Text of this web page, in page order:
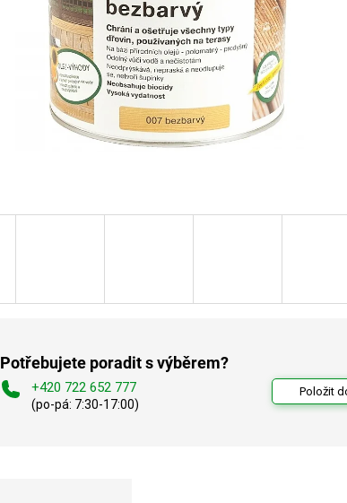
Potřebujete poradit s výběrem?
+420 722 652 777
(po-pá: 7:30-17:00)
Položit